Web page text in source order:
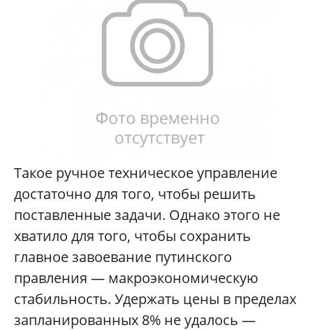
Такое ручное техническое управление
достаточно для того, чтобы решить
поставленные задачи. Однако этого не
хватило для того, чтобы сохранить
главное завоевание путинского
правления — макроэкономическую
стабильность. Удержать цены в пределах
запланированных 8% не удалось —